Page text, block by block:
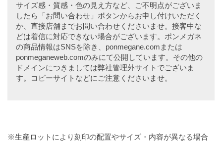
サイズ感・質感・色の見え方など、ご不明点がございま
したら「お問い合わせ」ボタンからお申し付けいただく
か、直接店舗までお問い合わせくださいませ。接客中な
どは着信に対応できない場合がございます。ポンメガネ
の商品情報はSNSを除き、ponmegane.comまたは
ponmeganeweb.comのみにて公開しています。その他の
ドメインにつきましては弊社管理外サイトでございま
す。コピーサイトなどにご注意くださいませ。
※生産ロットにより刻印の配置やサイズ・内容が異なる場合